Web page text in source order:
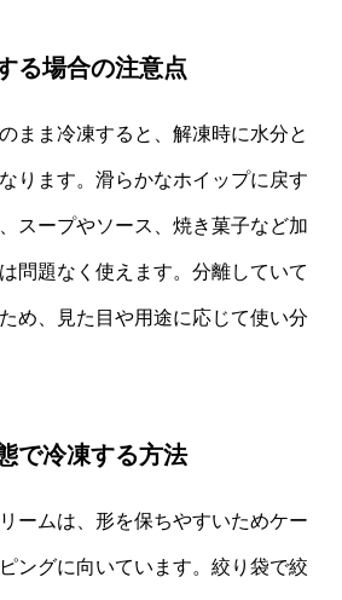
る場合の注意点
まま冷凍すると、解凍時に水分と
ります。滑らかなホイップに戻す
スープやソース、焼き菓子など加
問題なく使えます。分離していて
め、見た目や用途に応じて使い分
で冷凍する方法
ームは、形を保ちやすいためケー
ングに向いています。絞り袋で絞